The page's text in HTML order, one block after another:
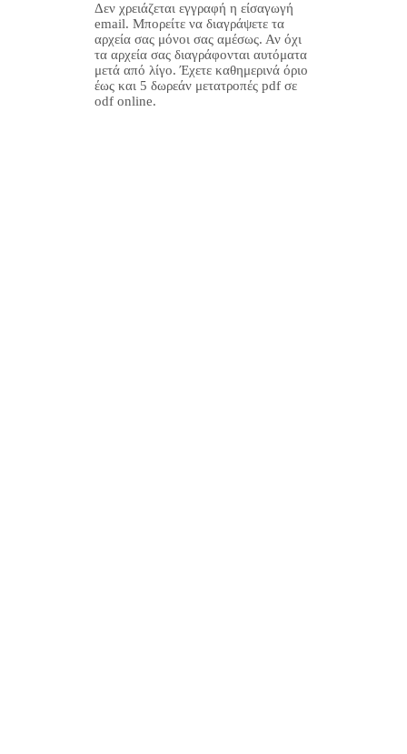
Δεν χρειάζεται εγγραφή η είσαγωγή
email. Μπορείτε να διαγράψετε τα
αρχεία σας μόνοι σας αμέσως. Αν όχι
τα αρχεία σας διαγράφονται αυτόματα
μετά από λίγο. Έχετε καθημερινά όριο
έως και 5 δωρεάν μετατροπές pdf σε
odf online.